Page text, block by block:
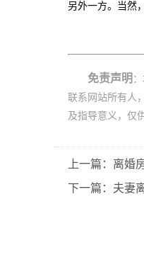
另外一方。当然
免责声明
联系网站所有人
及指导意义，仅
上一篇：离婚
下一篇：夫妻